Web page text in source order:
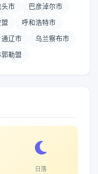
头市 巴彦淖尔市
呼和浩特市
通辽市 乌兰察布市
勒盟
日落